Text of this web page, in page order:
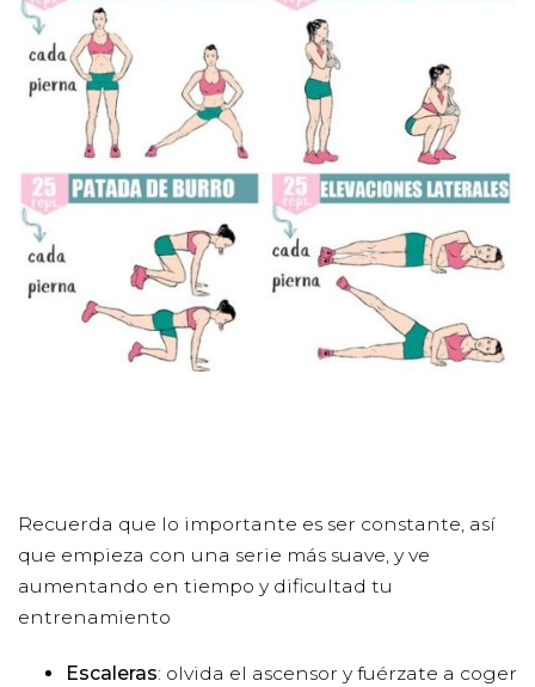
Recuerda que lo importante es ser constante, así
que empieza con una serie más suave, y ve
aumentando en tiempo y dificultad tu
entrenamiento
Escaleras: olvida el ascensor y fuérzate a coger